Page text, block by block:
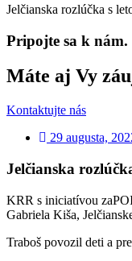
Jelčianska rozlúčka s
Pripojte sa k nám.
Máte aj Vy
Kontaktujte nás
29 augusta,
Jelčianska
KRR s iniciatívou
Gabriela Kiša,
Traboš povozil deti a